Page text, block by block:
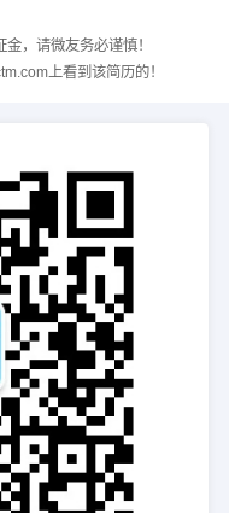
，请微友务必谨慎！
上看到该简历的！